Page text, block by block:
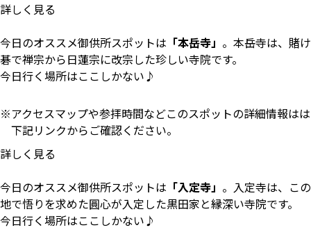
詳しく見る
今日のオススメ御供所スポットは 「本岳寺」 。本岳寺は、賭け
碁で禅宗から日蓮宗に改宗した珍しい寺院です。
今日行く場所はここしかない♪
アクセスマップや参拝時間などこのスポットの詳細情報はは
下記リンクからご確認ください。
詳しく見る
今日のオススメ御供所スポットは 「入定寺」 。入定寺は、この
地で悟りを求めた圓心が入定した黒田家と縁深い寺院です。
今日行く場所はここしかない♪